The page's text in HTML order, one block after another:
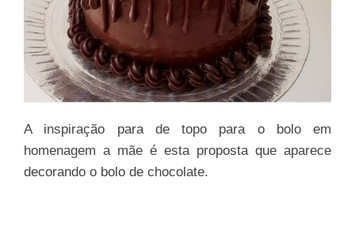
A inspiração para de topo para o bolo em
homenagem a mãe é esta proposta que aparece
decorando o bolo de chocolate.